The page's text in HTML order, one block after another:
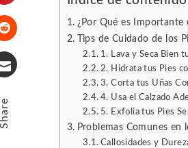
Pinterest
Stumbleupon
¿Por Qué es Importante
Tips de Cuidado de los
1. Lava y Seca Bien
2. Hidrata tus Pies
3. Corta tus Uñas
4. Usa el Calzado
5. Exfolia tus Pies
Problemas Comunes en
Callosidades y